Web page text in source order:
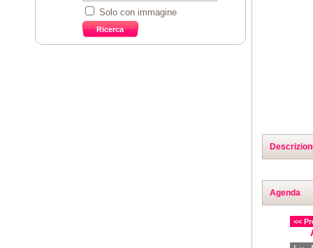
Agenda
<<
Solo con immagine